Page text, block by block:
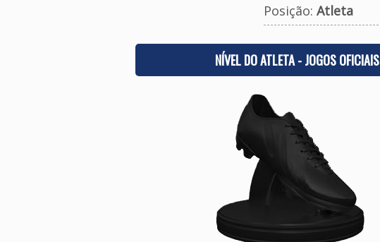
Posição: Atleta
NÍVEL DO ATLETA - JOGOS OFICIAIS